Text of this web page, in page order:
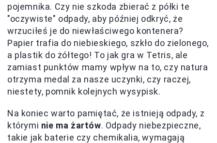
pojemnika. Czy nie szkoda zbierać z półki te
"oczywiste" odpady, aby później odkryć, że
wrzuciłeś je do niewłaściwego kontenera?
Papier trafia do niebieskiego, szkło do zielonego,
a plastik do żółtego! To jak gra w Tetris, ale
zamiast punktów mamy wpływ na to, czy natura
otrzyma medal za nasze uczynki, czy raczej,
niestety, pomnik kolejnych wysypisk.
Na koniec warto pamiętać, że istnieją odpady, z
którymi nie ma żartów. Odpady niebezpieczne,
takie jak baterie czy chemikalia, wymagają